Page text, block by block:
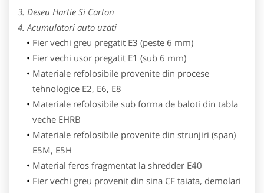
3. Deseu Hartie Si Carton
4. Acumulatori auto uzati
Fier vechi greu pregatit E3 (peste 6 mm)
Fier vechi usor pregatit E1 (sub 6 mm)
Materiale refolosibile provenite din procese
tehnologice E2, E6, E8
Materiale refolosibile sub forma de baloti din tabla
veche EHRB
Materiale refolosibile provenite din strunjiri (span)
E5M, E5H
Material feros fragmentat la shredder E40
Fier vechi greu provenit din sina CF taiata, demolari